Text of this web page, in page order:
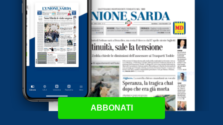
ABBONATI